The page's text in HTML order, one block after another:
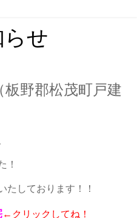
せ
野郡松茂町戸建
！
たしております！！
←クリックしてね！